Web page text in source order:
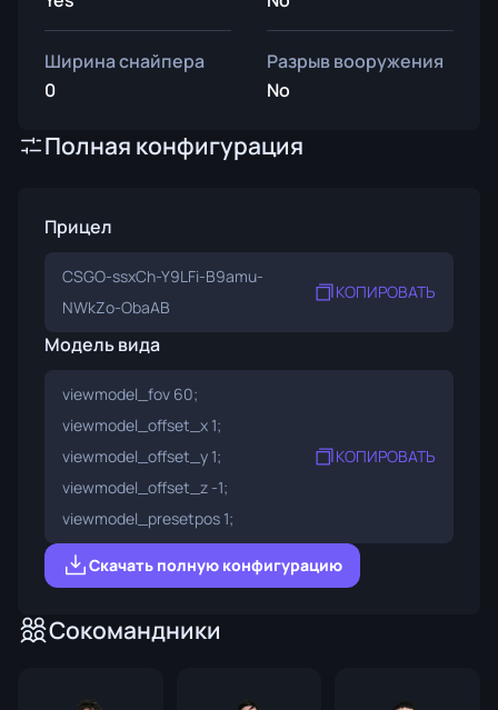
Ширина снайпера
0
Разрыв вооружения
No
Полная конфигурация
Прицел
CSGO-ssxCh-Y9LFi-B9amu-
NWkZo-ObaAB
КОПИРОВАТЬ
Модель вида
viewmodel_fov 60;
viewmodel_offset_x 1;
viewmodel_offset_y 1;
viewmodel_offset_z -1;
viewmodel_presetpos 1;
КОПИРОВАТЬ
Скачать полную конфигурацию
Сокомандники